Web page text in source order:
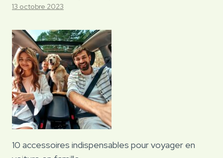
13 octobre 2023
10 accessoires indispensables pour voyager en